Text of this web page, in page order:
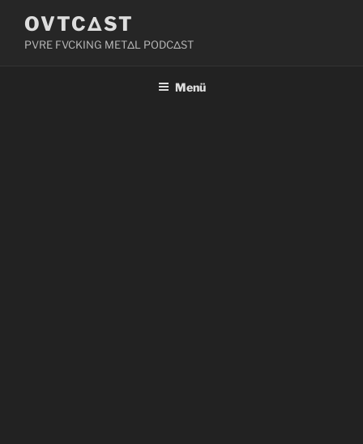
Inhalt
springen
OVTCΔST
PVRE FVCKING METΔL PODCΔST
Menü